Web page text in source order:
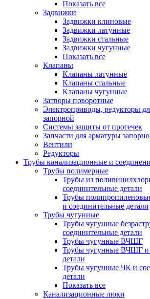
Показать все
Задвижки
Задвижки клиновые
Задвижки латунные
Задвижки стальные
Задвижки чугунные
Показать все
Клапаны
Клапаны латунные
Клапаны стальные
Клапаны чугунные
Затворы поворотные
Электроприводы, редукторы
запорной
Системы защиты от протечек
Запчасти для арматуры
Вентили
Редукторы
Трубы канализационные и
Трубы полимерные
Трубы из
соединительные детали
Трубы
и соединительные детали
Трубы чугунные
Трубы чугунные
соединительные детали
Трубы чугунные ВЧШГ
Трубы чугунные ВЧШГ и
детали
Трубы чугунные ЧК и
детали
Показать все
Канализационные люки